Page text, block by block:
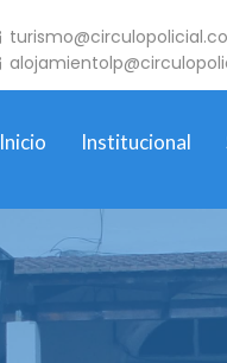
Inicio Institucional